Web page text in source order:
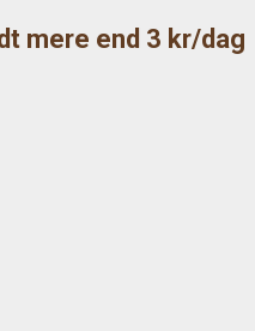
mere end 3 kr/dag